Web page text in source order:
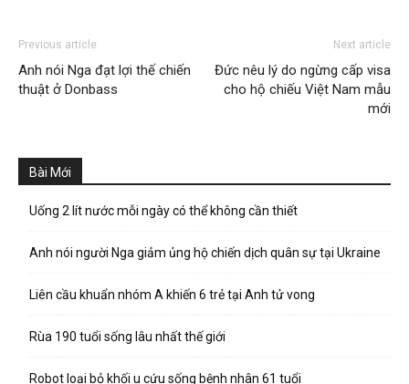
Previous article
Anh nói Nga đạt lợi thế chiến
thuật ở Donbass
Next article
Đức nêu lý do ngừng cấp visa
cho hộ chiếu Việt Nam mẫu
mới
Bài Mới
Uống 2 lít nước mỗi ngày có thể không cần thiết
Anh nói người Nga giảm ủng hộ chiến dịch quân sự tại Ukraine
Liên cầu khuẩn nhóm A khiến 6 trẻ tại Anh tử vong
Rùa 190 tuổi sống lâu nhất thế giới
Robot loại bỏ khối u cứu sống bệnh nhân 61 tuổi